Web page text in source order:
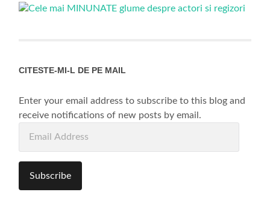
CITESTE-MI-L DE PE MAIL
Enter your email address to subscribe to this blog and
receive notifications of new posts by email.
Subscribe